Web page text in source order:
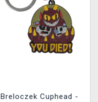
Breloczek Cuphead -